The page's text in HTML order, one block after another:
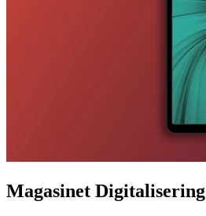
Magasinet Digitalisering